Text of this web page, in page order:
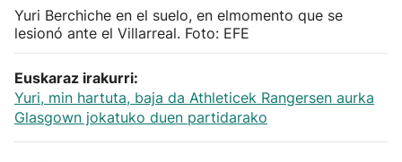
"Helmuga"
Yuri Berchiche en el suelo, en elmomento que se
lesionó ante el Villarreal. Foto: EFE
Euskaraz irakurri:
Yuri, min hartuta, baja da Athleticek Rangersen aurka
Glasgown jokatuko duen partidarako